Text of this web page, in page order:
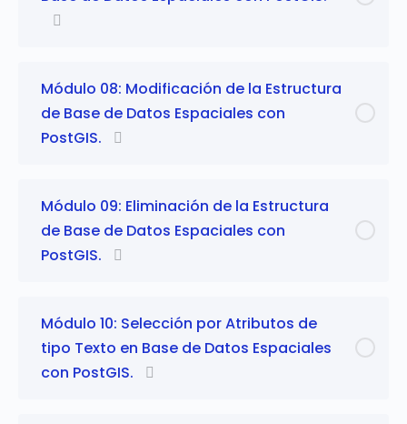
Módulo 08: Modificación de la Estructura
de Base de Datos Espaciales con
PostGIS.
Módulo 09: Eliminación de la Estructura
de Base de Datos Espaciales con
PostGIS.
Módulo 10: Selección por Atributos de
tipo Texto en Base de Datos Espaciales
con PostGIS.